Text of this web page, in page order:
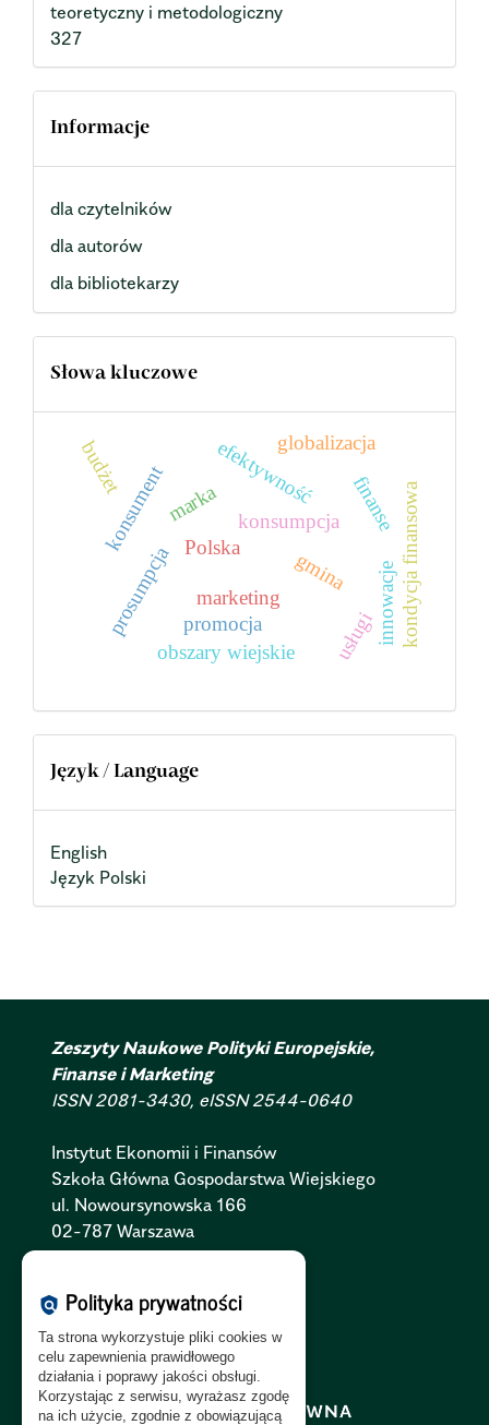
teoretyczny i metodologiczny
327
Informacje
dla czytelników
dla autorów
dla bibliotekarzy
Słowa kluczowe
gmina
marka
marketing
konsument konsumpcja
promocja
obszary wiejskie
finanse
prosumpcja
efektywnośćglobalizacja
usługiinnowacje
Polska kondycja finansowa
budżet
Język / Language
English
Język Polski
Zeszyty Naukowe Polityki Europejskie,
Finanse i Marketing
ISSN 2081-3430, eISSN 2544-0640
Instytut Ekonomii i Finansów
Szkoła Główna Gospodarstwa Wiejskiego
ul. Nowoursynowska 166
02-787 Warszawa
Polityka Prywatności:PL
Polityka RODO:PL|EN
policy Polityka prywatności
Ta strona wykorzystuje pliki cookies w
celu zapewnienia prawidłowego
działania i poprawy jakości obsługi.
Korzystając z serwisu, wyrażasz zgodę
na ich użycie, zgodnie z obowiązującą